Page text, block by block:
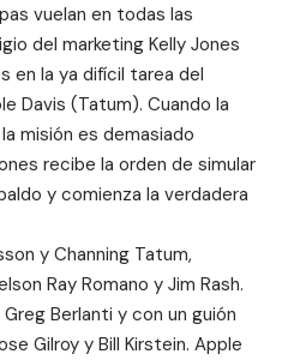
vuelan en todas las
del marketing Kelly Jones
en la ya difícil tarea del
Davis (Tatum). Cuando la
misión es demasiado
recibe la orden de simular
y comienza la verdadera
y Channing Tatum,
Ray Romano y Jim Rash.
Berlanti y con un guión
Gilroy y Bill Kirstein. Apple